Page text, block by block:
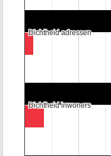
Dichtheid adressen
Dichtheid adressen
Dichtheid inwoners
Dichtheid inwoners